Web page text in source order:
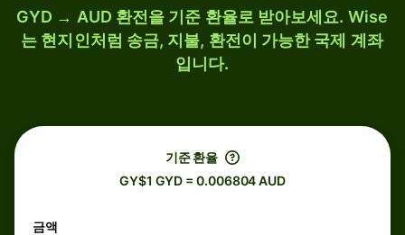
GYD → AUD 환전을 기준 환율로 받아보세요. Wise
는 현지인처럼 송금, 지불, 환전이 가능한 국제 계좌
입니다.
기준 환율
GY$1 GYD = 0.006804 AUD
금액